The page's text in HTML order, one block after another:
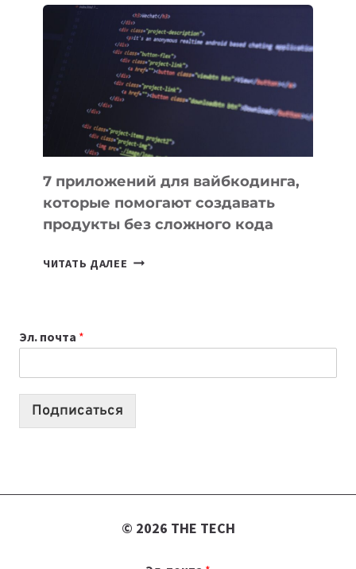
ПОЛЕЗНЫХ
ИНСТРУМЕНТОВ
ДЛЯ
РАБОТЫ
7 приложений для вайбкодинга,
которые помогают создавать
продукты без сложного кода
ЧИТАТЬ ДАЛЕЕ 7
СОЗДАВАТЬ
ПРОДУКТЫ
Эл. почта *
Подписаться
© 2026 THE TECH